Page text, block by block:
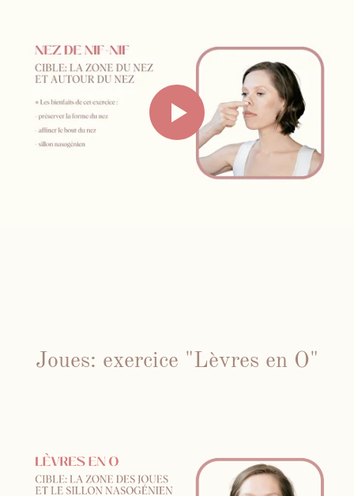
Joues: exercice "Lèvres en O"